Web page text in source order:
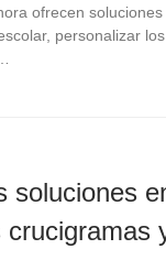
ofrecen
personalizar
soluciones
crucigramas